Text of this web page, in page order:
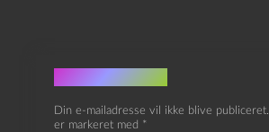
Skriv et svar
Din e-mailadresse vil ikke blive publiceret.
er markeret med *